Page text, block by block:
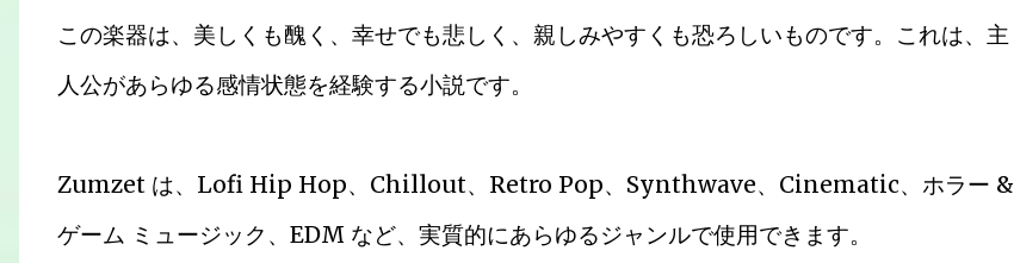
この楽器は、美しくも醜く、幸せでも悲しく、親しみやすくも恐ろしいものです。これは、主
人公があらゆる感​​情状態を経験する小説です。
Zumzet は、Lofi Hip Hop、Chillout、Retro Pop、Synthwave、Cinematic、ホラー &
ゲーム ミュージック、EDM など、実質的にあらゆるジャンルで使用できます。